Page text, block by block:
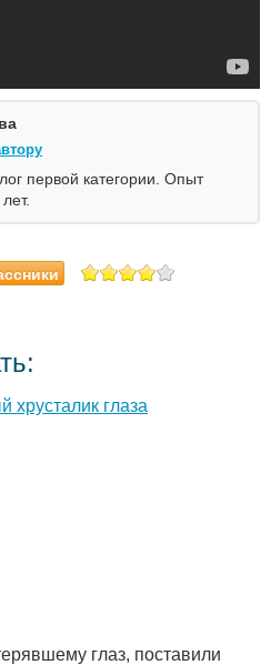
первой категории. Опыт
хрусталик глаза
глаз, поставили